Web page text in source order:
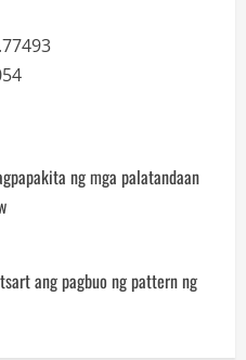
ng mga palatandaan
ang pagbuo ng pattern ng